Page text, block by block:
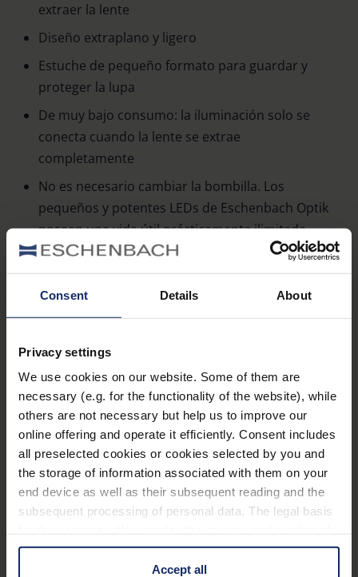
Consent Details About
Privacy settings
We use cookies on our website. Some of them are
necessary (e.g. for the functionality of the website), while
others are not necessary but help us to improve our
online offering and operate it efficiently. Consent includes
all preselected cookies or cookies selected by you and
the storage of information associated with them on your
end device as well as their subsequent reading and the
subsequent processing of personal data. The legal basis
information is Art. 25 para. 1 TDDDG and with regard to
the processing of personal data Art. 6 para. 1 lit. a
Accept all
extraer la lente
Diseño extraplano y ligero
Estuche de pequeño formato para guardar y
proteger la lupa
De muy bajo consumo: la iluminación solo se
conecta cuando la lente se extrae
completamente
No es necesario cambiar la bombilla. Los
pequeños y potentes LEDs de Eschenbach Optik
poseen una vida útil prácticamente ilimitada
Equipamiento
Pequeña para ver a lo grande
Lente asférica difractiva
Iluminación: LED SMD extraplano
Dimensiones de producto: 86 x 54 x 6 mm
Pila de repuesto: nº de pedido 15471, se
necesitan 2 unidades
Datos técnicos
Accesorios para lupas